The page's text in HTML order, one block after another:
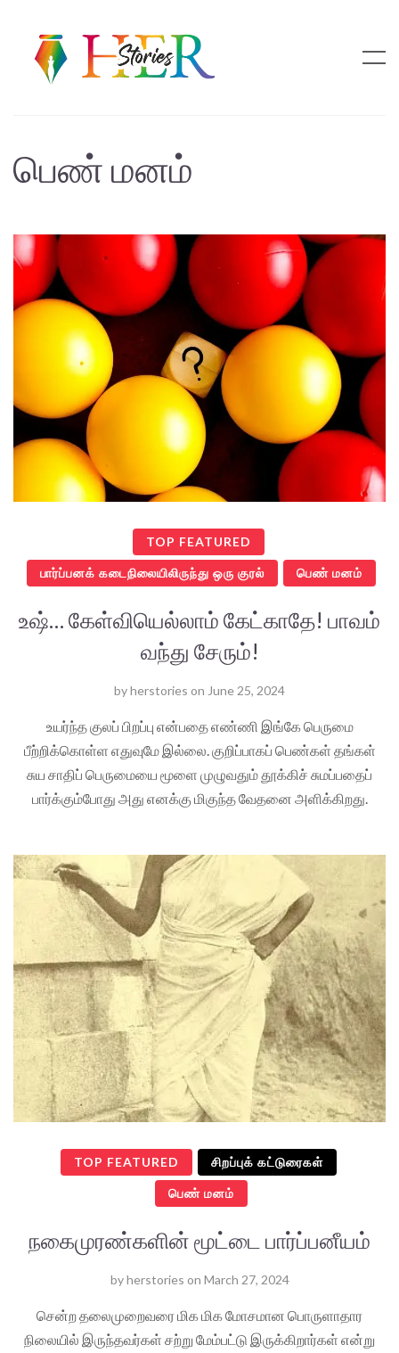
பெண் மனம்
TOP FEATURED
பார்ப்பனக் கடைநிலையிலிருந்து ஒரு குரல் பெண் மனம்
உஷ்… கேள்வியெல்லாம் கேட்காதே! பாவம்
வந்து சேரும்!
byherstories on June 25, 2024
உயர்ந்த குலப் பிறப்பு என்பதை எண்ணி இங்கே பெருமை
பீற்றிக்கொள்ள எதுவுமே இல்லை. குறிப்பாகப் பெண்கள் தங்கள்
சுய சாதிப் பெருமையை மூளை முழுவதும் தூக்கிச் சுமப்பதைப்
பார்க்கும்போது அது எனக்கு மிகுந்த வேதனை அளிக்கிறது.
TOP FEATURED சிறப்புக் கட்டுரைகள்
பெண் மனம்
நகைமுரண்களின் மூட்டை பார்ப்பனீயம்
byherstories on March 27, 2024
சென்ற தலைமுறைவரை மிக மிக மோசமான பொருளாதார
நிலையில் இருந்தவர்கள் சற்று மேம்பட்டு இருக்கிறார்கள் என்று